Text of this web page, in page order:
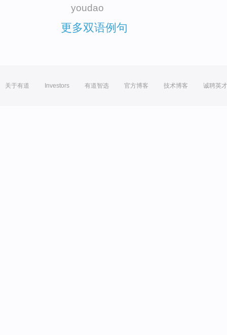
youdao
更多双语例句
关于有道 Investors 有道智选 官方博客 技术博客 诚聘英才